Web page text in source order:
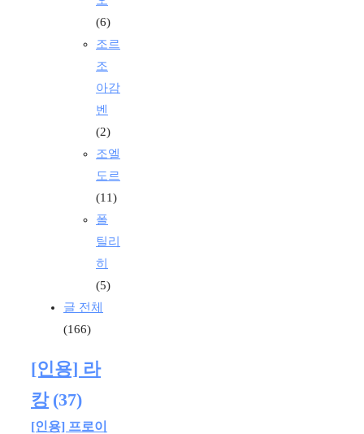
(6)
조르
조
아감
벤
(2)
조엘
도르
(11)
폴
틸리
히
(5)
글 전체
(166)
[인용] 라
캉 (37)
[인용] 프로이